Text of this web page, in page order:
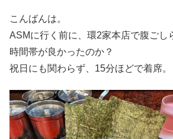
こんばんは。
ASMに行く前に、環2家本店で腹ごし
時間帯が良かったのか？
祝日にも関わらず、15分ほどで着席。